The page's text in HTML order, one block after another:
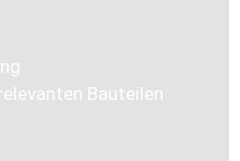
Bauteilen